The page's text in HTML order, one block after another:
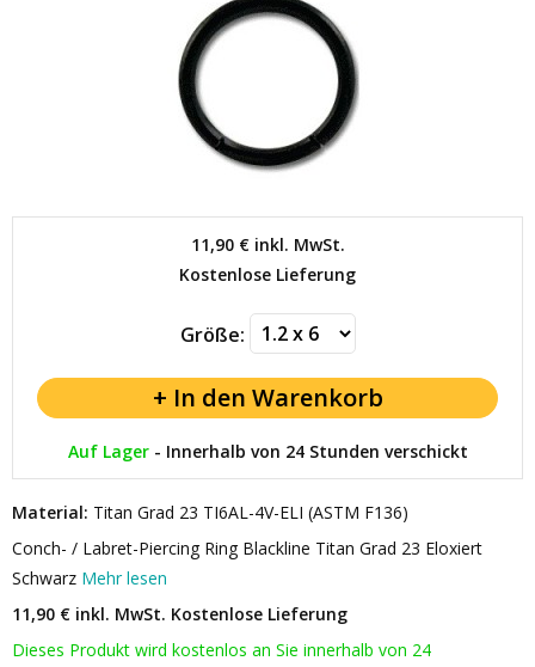
11,90 €inkl. MwSt.
Kostenlose Lieferung
Größe:
Auf Lager- Innerhalb von 24 Stunden verschickt
Material: Titan Grad 23 TI6AL-4V-ELI (ASTM F136)
Conch- / Labret-Piercing Ring Blackline Titan Grad 23 Eloxiert
Schwarz Mehr lesen
11,90 € inkl. MwSt. Kostenlose Lieferung
Dieses Produkt wird kostenlos an Sie innerhalb von 24